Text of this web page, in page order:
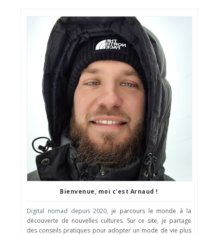
Bienvenue, moi c'est Arnaud !
Digital nomad depuis 2020, je parcours le monde à la
découverte de nouvelles cultures. Sur ce site, je partage
des conseils pratiques pour adopter un mode de vie plus